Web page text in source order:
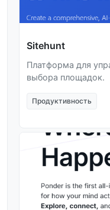
Sitehunt
Платформа для
выбора площадок.
Продуктивность